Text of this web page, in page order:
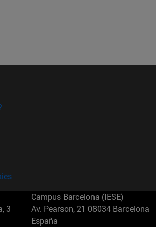
3
Campus Barcelona (IESE)
Av. Pearson, 21 08034 Barcelona
España